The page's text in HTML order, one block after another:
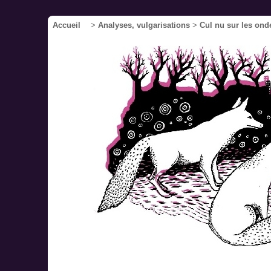
Accueil > Analyses, vulgarisations > Cul nu sur les